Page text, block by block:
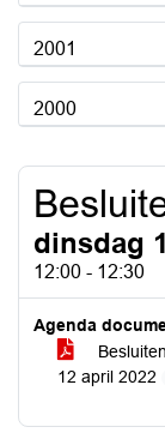
2001
2000
dinsdag
12:00 - 12:30
Agenda
12 april 2022